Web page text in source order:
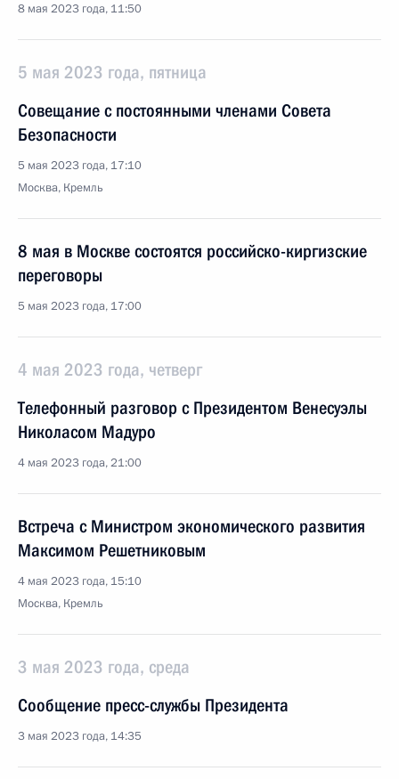
8 мая 2023 года, 11:50
5 мая 2023 года, пятница
Совещание с постоянными членами Совета
Безопасности
5 мая 2023 года, 17:10
Москва, Кремль
8 мая в Москве состоятся российско-киргизские
переговоры
5 мая 2023 года, 17:00
4 мая 2023 года, четверг
Телефонный разговор с Президентом Венесуэлы
Николасом Мадуро
4 мая 2023 года, 21:00
Встреча с Министром экономического развития
Максимом Решетниковым
4 мая 2023 года, 15:10
Москва, Кремль
3 мая 2023 года, среда
Сообщение пресс-службы Президента
3 мая 2023 года, 14:35